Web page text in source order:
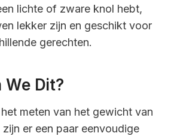
lichte of zware knol hebt,
lekker zijn en geschikt voor
gerechten.
We Dit?
meten van het gewicht van
er een paar eenvoudige